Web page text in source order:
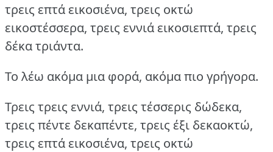
τρεις επτά εικοσιένα, τρεις οκτώ
εικοστέσσερα, τρεις εννιά εικοσιεπτά, τρεις
δέκα τριάντα.
Το λέω ακόμα μια φορά, ακόμα πιο γρήγορα.
Τρεις τρεις εννιά, τρεις τέσσερις δώδεκα,
τρεις πέντε δεκαπέντε, τρεις έξι δεκαοκτώ,
τρεις επτά εικοσιένα, τρεις οκτώ